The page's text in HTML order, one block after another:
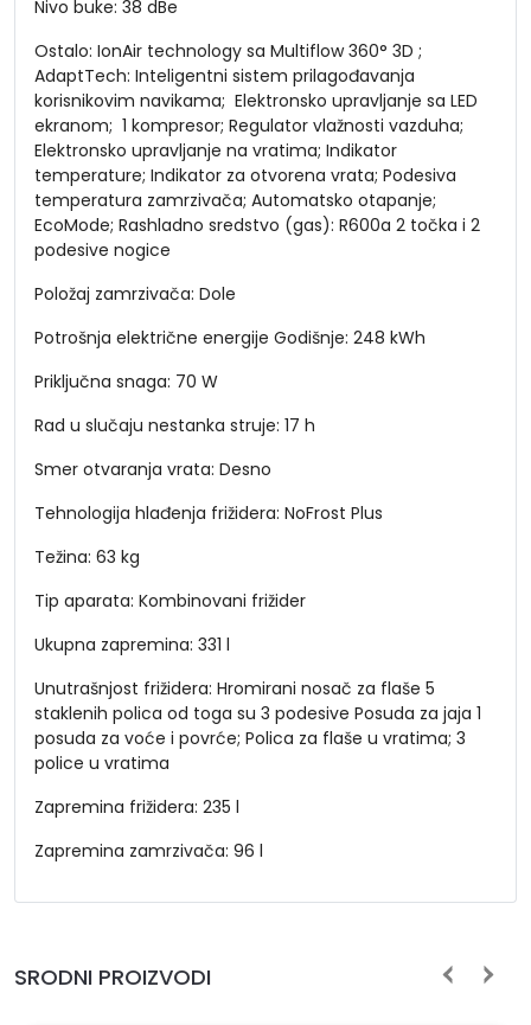
Nivo buke: 38 dBe
Ostalo: IonAir technology sa Multiflow 360° 3D ;
AdaptTech: Inteligentni sistem prilagođavanja
korisnikovim navikama; Elektronsko upravljanje sa LED
ekranom; 1 kompresor; Regulator vlažnosti vazduha;
Elektronsko upravljanje na vratima; Indikator
temperature; Indikator za otvorena vrata; Podesiva
temperatura zamrzivača; Automatsko otapanje;
EcoMode; Rashladno sredstvo (gas): R600a 2 točka i 2
podesive nogice
Položaj zamrzivača: Dole
Potrošnja električne energije Godišnje: 248 kWh
Priključna snaga: 70 W
Rad u slučaju nestanka struje: 17 h
Smer otvaranja vrata: Desno
Tehnologija hlađenja frižidera: NoFrost Plus
Težina: 63 kg
Tip aparata: Kombinovani frižider
Ukupna zapremina: 331 l
Unutrašnjost frižidera: Hromirani nosač za flaše 5
staklenih polica od toga su 3 podesive Posuda za jaja 1
posuda za voće i povrće; Polica za flaše u vratima; 3
police u vratima
Zapremina frižidera: 235 l
Zapremina zamrzivača: 96 l
SRODNI PROIZVODI